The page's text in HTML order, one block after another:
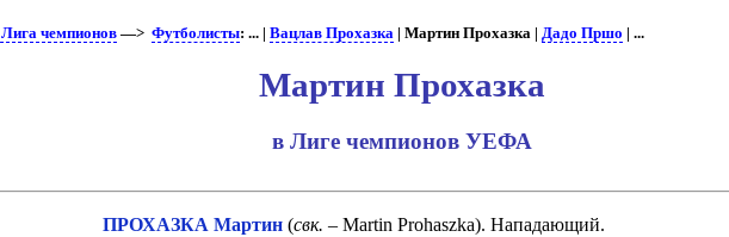
Лига чемпионов —>Футболисты: ... |Вацлав Прохазка | Мартин Прохазка |Дадо Пршо | ...
Мартин Прохазка
в Лиге чемпионов УЕФА
ПРОХАЗКА Мартин(свк. – Martin Prohaszka). Нападающий.